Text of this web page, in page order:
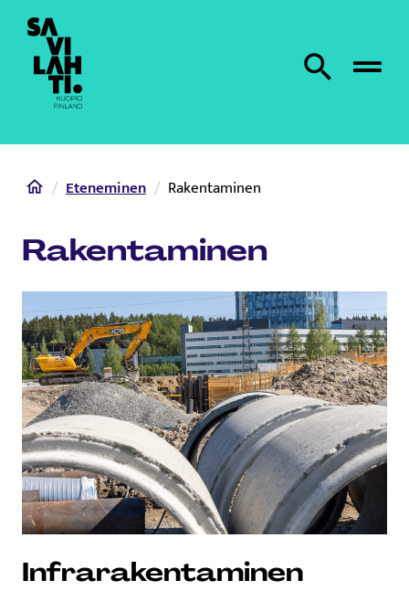
Etusivulle
Etsi sivustolta
HomeEteneminen Rakentaminen
Rakentaminen
Infrarakentaminen